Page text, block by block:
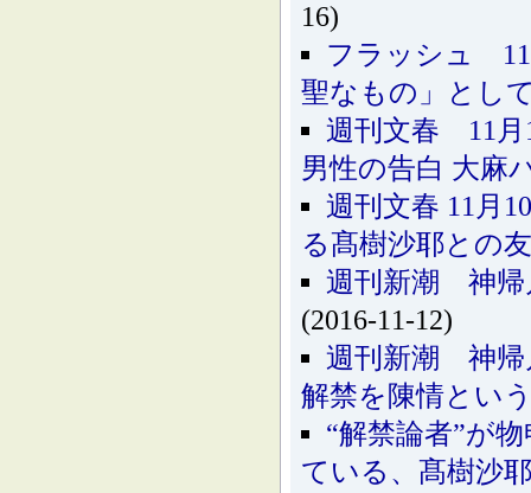
16)
フラッシュ 11
聖なもの」とし
週刊文春 11月
男性の告白 大麻
週刊文春 11月
る髙樹沙耶との
週刊新潮 神
(2016-11-12)
週刊新潮 神帰
解禁を陳情とい
“解禁論者”が
ている、髙樹沙